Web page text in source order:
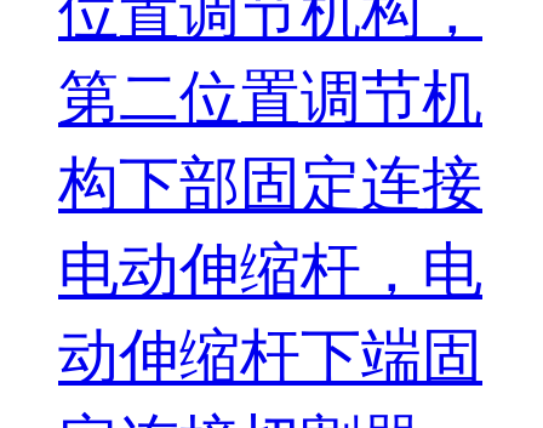
第二位置调节机
构下部固定连接
电动伸缩杆，电
动伸缩杆下端固